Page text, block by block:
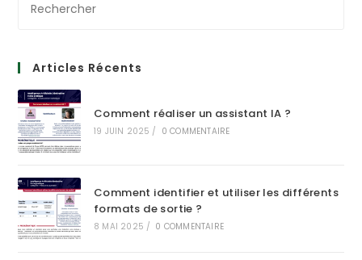
Articles Récents
Comment réaliser un assistant IA ?
19 JUIN 2025 / 0 COMMENTAIRE
Comment identifier et utiliser les différents
formats de sortie ?
8 MAI 2025 / 0 COMMENTAIRE